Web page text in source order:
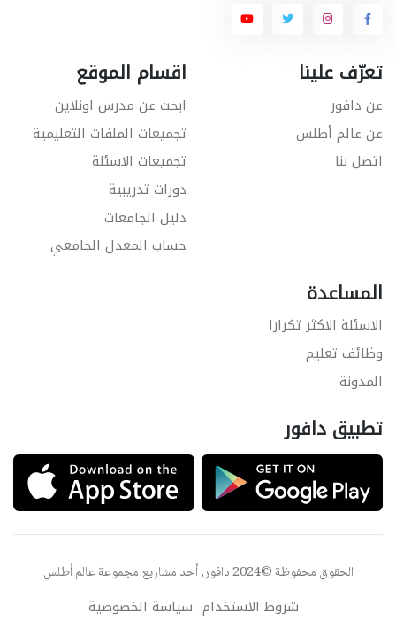
تعرّف علينا
عن دافور
عن عالم أطلس
اتصل بنا
اقسام الموقع
ابحث عن مدرس اونلاين
تجميعات الملفات التعليمية
تجميعات الاسئلة
دورات تدريبية
دليل الجامعات
حساب المعدل الجامعي
المساعدة
الاسئلة الاكثر تكرارا
وظائف تعليم
المدونة
تطبيق دافور
الحقوق محفوظة ©2024 دافور, أحد مشاريع مجموعة عالم أطلس
شروط الاستخدام سياسة الخصوصية